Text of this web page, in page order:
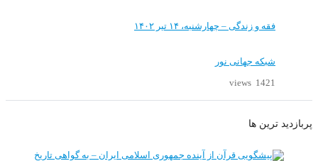
فقه و زندگی – چهارشنبه، ۱۴ تیر ۱۴۰۲
شبکه جهانی نور
1421 views
پربازدید ترین ها